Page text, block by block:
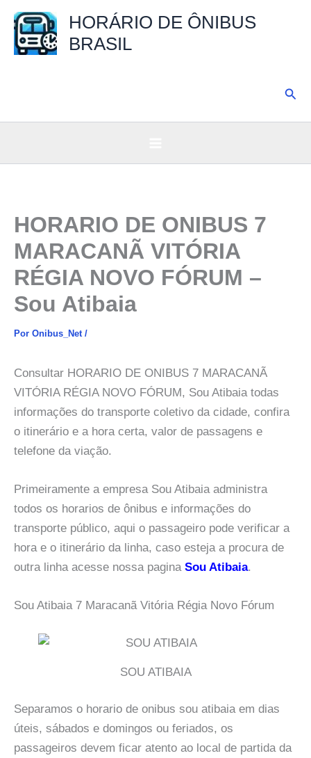
para
HORÁRIO DE ÔNIBUS
BRASIL
HORARIO DE ONIBUS 7
MARACANÃ VITÓRIA
RÉGIA NOVO FÓRUM –
Sou Atibaia
Por Onibus_Net /
Consultar HORARIO DE ONIBUS 7 MARACANÃ
VITÓRIA RÉGIA NOVO FÓRUM, Sou Atibaia todas
informações do transporte coletivo da cidade, confira
o itinerário e a hora certa, valor de passagens e
telefone da viação.
Primeiramente a empresa Sou Atibaia administra
todos os horarios de ônibus e informações do
transporte público, aqui o passageiro pode verificar a
hora e o itinerário da linha, caso esteja a procura de
outra linha acesse nossa pagina Sou Atibaia.
Sou Atibaia 7 Maracanã Vitória Régia Novo Fórum
SOU ATIBAIA
Separamos o horario de onibus sou atibaia em dias
úteis, sábados e domingos ou feriados, os
passageiros devem ficar atento ao local de partida da